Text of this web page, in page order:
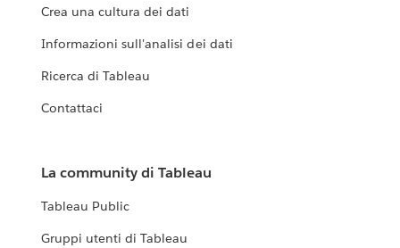
Crea una cultura dei dati
Informazioni sull'analisi dei dati
Ricerca di Tableau
Contattaci
La community di Tableau
Tableau Public
Gruppi utenti di Tableau